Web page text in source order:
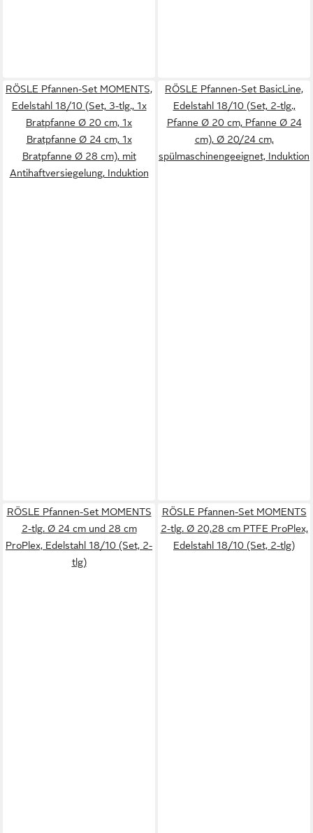
RÖSLE Pfannen-Set MOMENTS,
Edelstahl 18/10 (Set, 3-tlg., 1x
Bratpfanne Ø 20 cm, 1x
Bratpfanne Ø 24 cm, 1x
Bratpfanne Ø 28 cm), mit
Antihaftversiegelung, Induktion
RÖSLE Pfannen-Set BasicLine,
Edelstahl 18/10 (Set, 2-tlg.,
Pfanne Ø 20 cm, Pfanne Ø 24
cm), Ø 20/24 cm,
spülmaschinengeeignet, Induktion
RÖSLE Pfannen-Set MOMENTS
2-tlg. Ø 24 cm und 28 cm
ProPlex, Edelstahl 18/10 (Set, 2-
tlg)
RÖSLE Pfannen-Set MOMENTS
2-tlg. Ø 20,28 cm PTFE ProPlex,
Edelstahl 18/10 (Set, 2-tlg)